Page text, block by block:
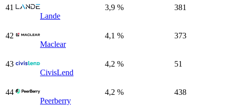
41
Lande
3,9 % 381
42
Maclear
4,1 % 373
43
CivisLend
4,2 % 51
44
Peerberry
4,2 % 438